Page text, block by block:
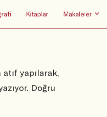
Kitaplar Makaleler
yapılarak,
Doğru